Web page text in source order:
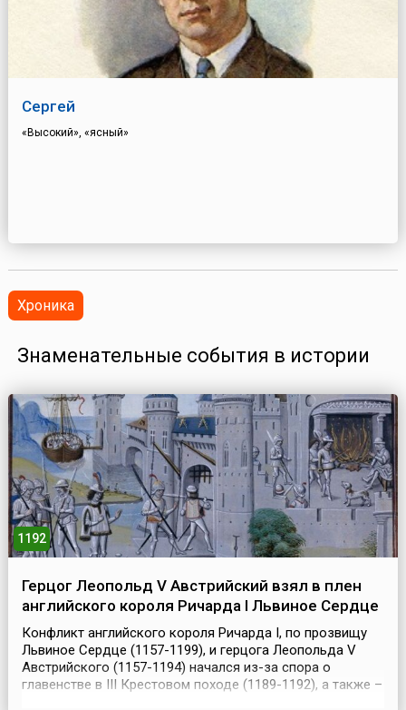
Сергей
«Высокий», «ясный»
Хроника
Знаменательные события в истории
1192
Герцог Леопольд V Австрийский взял в плен
английского короля Ричарда I Львиное Сердце
Конфликт английского короля Ричарда I, по прозвищу
Львиное Сердце (1157-1199), и герцога Леопольда V
Австрийского (1157-1194) начался из-за спора о
главенстве в III Крестовом походе (1189-1192), а также –